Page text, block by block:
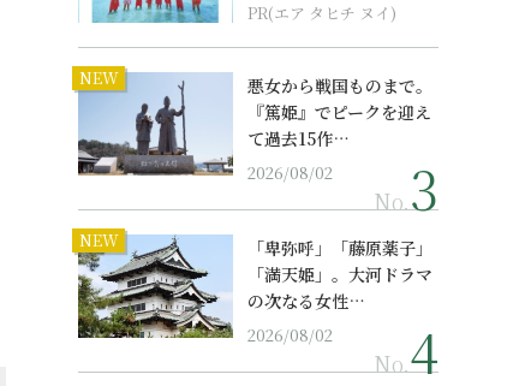
からみえてくる...
PR(エア タヒチ ヌイ)
NEW
悪女から戦国ものまで。
『篤姫』でピークを迎え
て過去15作…
2026/08/02
No.
NEW
「卑弥呼」「藤原薬子」
「満天姫」。大河ドラマ
の次なる女性…
2026/08/02
No.